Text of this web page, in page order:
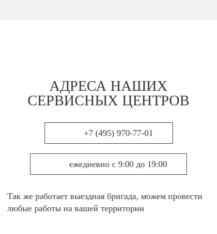
АДРЕСА НАШИХ
СЕРВИСНЫХ ЦЕНТРОВ
+7 (495) 970-77-01
ежедневно с 9:00 до 19:00
Так же работает выездная бригада, можем провести
любые работы на вашей территории